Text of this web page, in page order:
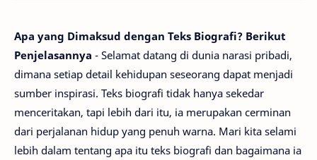
Apa yang Dimaksud dengan Teks Biografi? Berikut
Penjelasannya - Selamat datang di dunia narasi pribadi,
dimana setiap detail kehidupan seseorang dapat menjadi
sumber inspirasi. Teks biografi tidak hanya sekedar
menceritakan, tapi lebih dari itu, ia merupakan cerminan
dari perjalanan hidup yang penuh warna. Mari kita selami
lebih dalam tentang apa itu teks biografi dan bagaimana ia